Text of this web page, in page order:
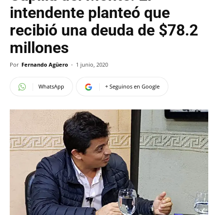
intendente planteó que
recibió una deuda de $78.2
millones
Por Fernando Agüero - 1 junio, 2020
WhatsApp + Seguinos en Google